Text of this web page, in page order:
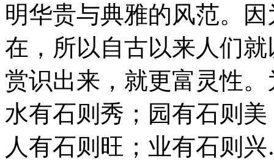
明华贵与典雅的风范。
在，所以自古以来人们
赏识出来，就更富灵性
水有石则秀；园有石则
人有石则旺；业有石则